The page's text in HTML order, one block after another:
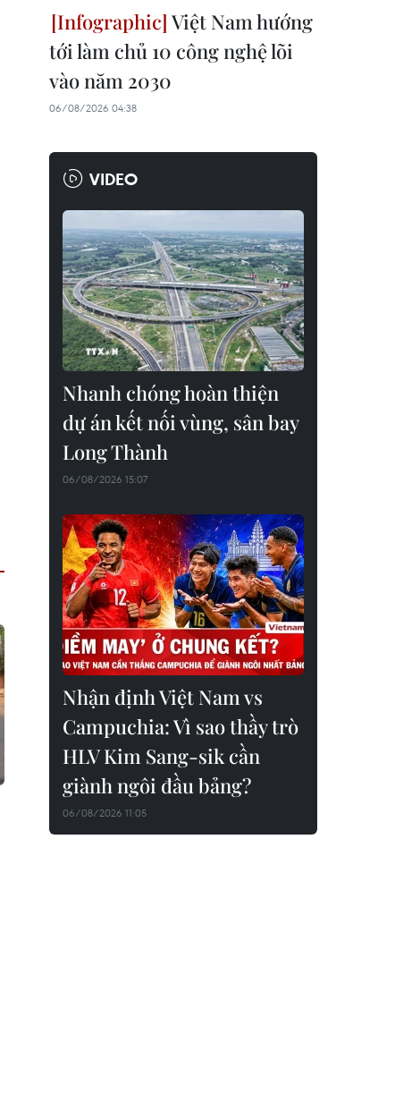
Việt Nam hướng
tới làm chủ 10 công nghệ lõi
vào năm 2030
06/08/2026 04:38
VIDEO
Nhanh chóng hoàn thiện
dự án kết nối vùng, sân bay
Long Thành
06/08/2026 15:07
Nhận định Việt Nam vs
Campuchia: Vì sao thầy trò
HLV Kim Sang-sik cần
giành ngôi đầu bảng?
06/08/2026 11:05